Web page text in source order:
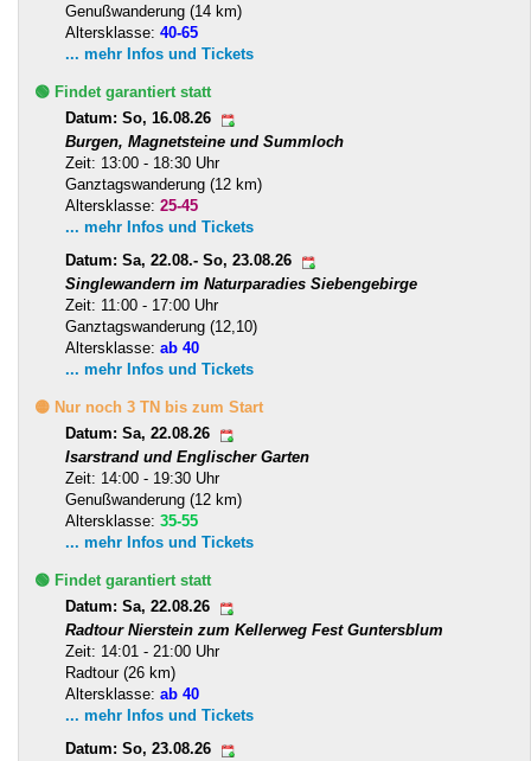
Genußwanderung (14 km)
Altersklasse: 40-65
... mehr Infos und Tickets
🟢 Findet garantiert statt
Datum: So, 16.08.26
Burgen, Magnetsteine und Summloch
Zeit: 13:00 - 18:30 Uhr
Ganztagswanderung (12 km)
Altersklasse: 25-45
... mehr Infos und Tickets
Datum: Sa, 22.08.- So, 23.08.26
Singlewandern im Naturparadies Siebengebirge
Zeit: 11:00 - 17:00 Uhr
Ganztagswanderung (12,10)
Altersklasse: ab 40
... mehr Infos und Tickets
🟡 Nur noch 3 TN bis zum Start
Datum: Sa, 22.08.26
Isarstrand und Englischer Garten
Zeit: 14:00 - 19:30 Uhr
Genußwanderung (12 km)
Altersklasse: 35-55
... mehr Infos und Tickets
🟢 Findet garantiert statt
Datum: Sa, 22.08.26
Radtour Nierstein zum Kellerweg Fest Guntersblum
Zeit: 14:01 - 21:00 Uhr
Radtour (26 km)
Altersklasse: ab 40
... mehr Infos und Tickets
Datum: So, 23.08.26